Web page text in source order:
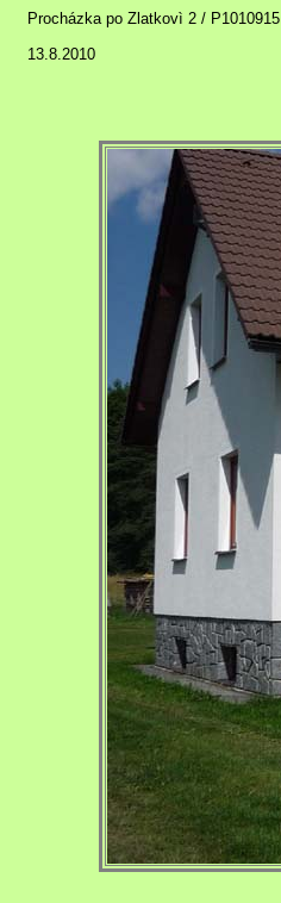
Procházka po Zlatkovì 2 / P1010915
13.8.2010